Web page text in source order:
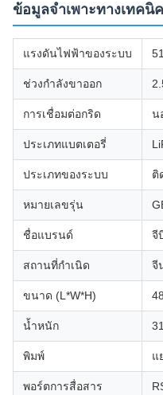
ข้อมูลจำเพาะทางเทคนิค
แรงดันไฟฟ้าของระบบ
ช่วงกำลังขาออก
การเชื่อมต่อกริด น
ประเภทแบตเตอรี่
ประเภทของระบบ ติ
หมายเลขรุ่น
ชื่อแบรนด์ จี
สถานที่กำเนิด จี
ขนาด (L*W*H)
น้ำหนัก
พิมพ์ แ
พอร์ตการสื่อสาร